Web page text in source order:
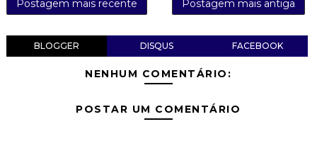
Postagem mais recente Postagem mais antiga
BLOGGER DISQUS FACEBOOK
NENHUM COMENTÁRIO:
POSTAR UM COMENTÁRIO